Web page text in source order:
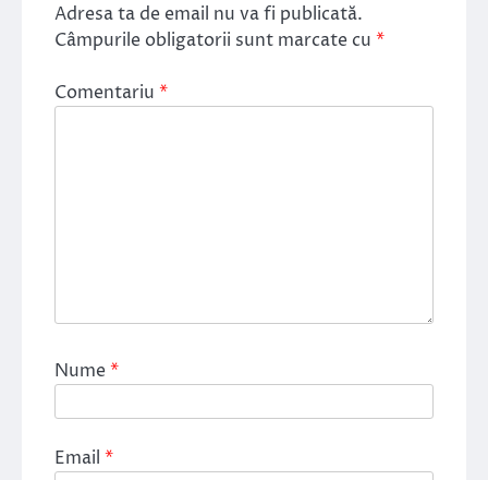
Adresa ta de email nu va fi publicată.
Câmpurile obligatorii sunt marcate cu *
Comentariu *
Nume*
Email *